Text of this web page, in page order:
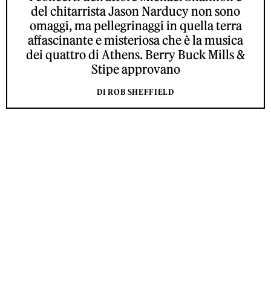
del chitarrista Jason Narducy non sono
omaggi, ma pellegrinaggi in quella terra
affascinante e misteriosa che è la musica
dei quattro di Athens. Berry Buck Mills &
Stipe approvano
DI ROB SHEFFIELD